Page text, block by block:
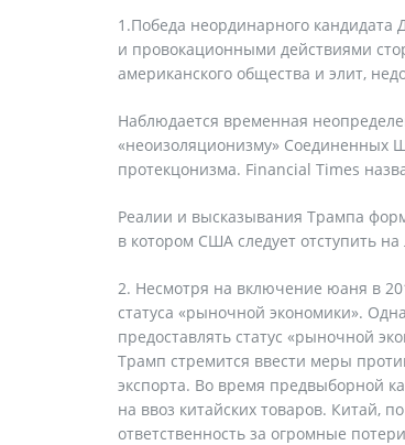
1.Победа неординарного
и провокационными действиями
американского общества и элит,
Наблюдается временная
«неоизоляционизму» Соединенных
протекцонизма. Financial Times
Реалии и высказывания Трампа
в котором США следует отступить
Несмотря на включение юаня в
статуса «рыночной экономики».
предоставлять статус «рыночной
Трамп стремится ввести меры
экспорта. Во время предвыборной
на ввоз китайских товаров. Китай,
ответственность за огромные